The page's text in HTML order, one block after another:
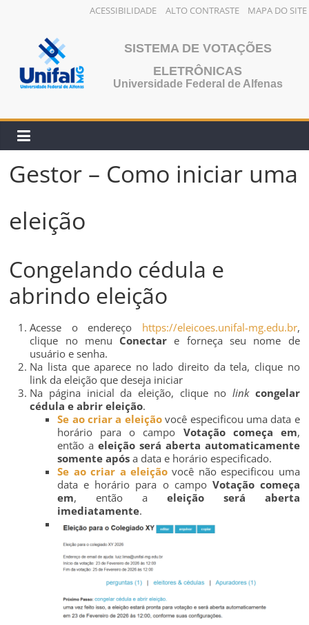
ACESSIBILIDADE ALTO CONTRASTE MAPA DO SITE
conteúdo
SISTEMA DE VOTAÇÕES
ELETRÔNICAS
Universidade Federal de Alfenas
Gestor – Como iniciar uma
eleição
Congelando cédula e
abrindo eleição
Acesse o endereço https://eleicoes.unifal-mg.edu.br,
clique no menu Conectar e forneça seu nome de
usuário e senha.
Na lista que aparece no lado direito da tela, clique no
link da eleição que deseja iniciar
Na página inicial da eleição, clique no link congelar
cédula e abrir eleição.
Se ao criar a eleiçãovocê especificou uma data e
horário para o campo Votação começa em,
então aeleição será aberta automaticamente
somente após a data e horário especificado.
Se ao criar a eleição você não especificou uma
data e horário para o campo Votação começa
em, então a eleição será aberta
imediatamente.